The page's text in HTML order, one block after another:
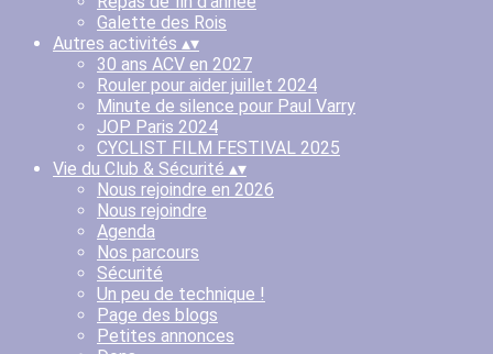
Galette des Rois
Autres activités ▴▾
30 ans ACV en 2027
Rouler pour aider juillet 2024
Minute de silence pour Paul Varry
JOP Paris 2024
CYCLIST FILM FESTIVAL 2025
Vie du Club & Sécurité ▴▾
Nous rejoindre en 2026
Nous rejoindre
Agenda
Nos parcours
Sécurité
Un peu de technique !
Page des blogs
Petites annonces